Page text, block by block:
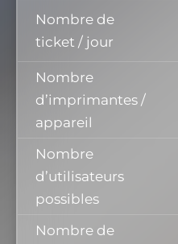
Nombre de
ticket / jour
Nombre
d’imprimantes /
appareil
Nombre
d’utilisateurs
possibles
Nombre de